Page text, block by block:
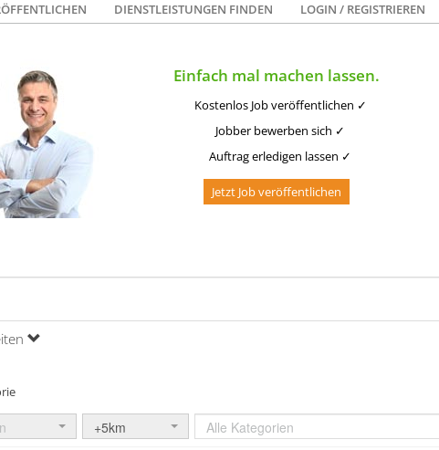
DIENSTLEISTUNGEN FINDEN LOGIN / REGISTRIEREN
Einfach mal machen lassen.
Kostenlos Job veröffentlichen ✓
Jobber bewerben sich ✓
Auftrag erledigen lassen ✓
Jetzt Job veröffentlichen
+5km Alle Kategorien